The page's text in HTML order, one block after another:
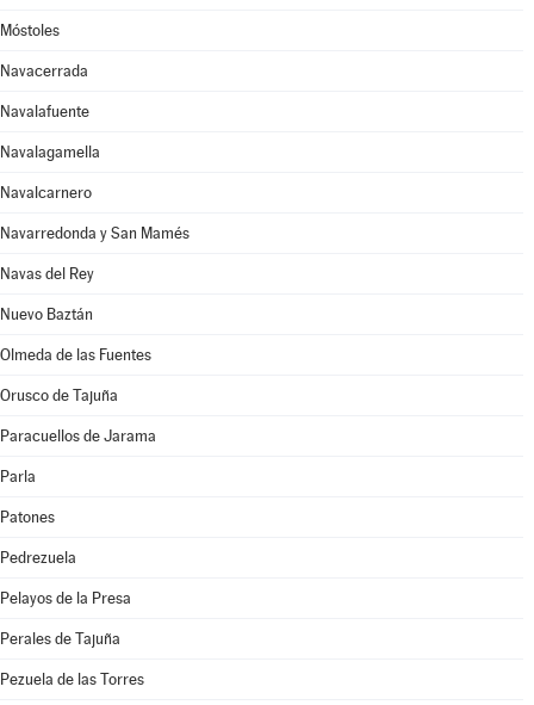
Móstoles
Navacerrada
Navalafuente
Navalagamella
Navalcarnero
Navarredonda y San Mamés
Navas del Rey
Nuevo Baztán
Olmeda de las Fuentes
Orusco de Tajuña
Paracuellos de Jarama
Parla
Patones
Pedrezuela
Pelayos de la Presa
Perales de Tajuña
Pezuela de las Torres